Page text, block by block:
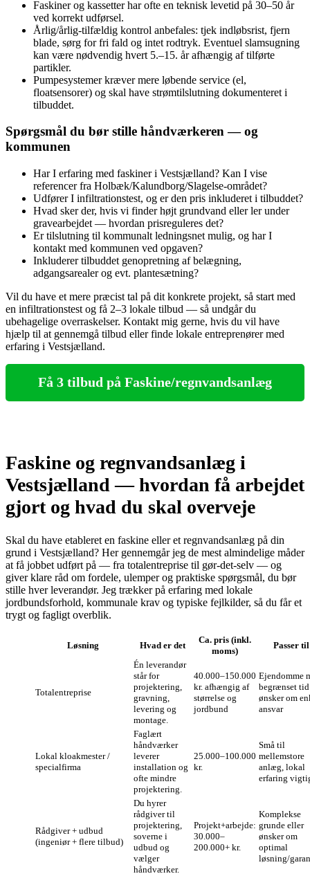
Faskiner og kassetter har ofte en teknisk levetid på 30–50 år
ved korrekt udførsel.
Årlig/årlig‑tilfældig kontrol anbefales: tjek indløbsrist, fjern
blade, sørg for fri fald og intet rodtryk. Eventuel slamsugning
kan være nødvendig hvert 5.–15. år afhængig af tilførte
partikler.
Pumpesystemer kræver mere løbende service (el,
floatsensorer) og skal have strømtilslutning dokumenteret i
tilbuddet.
Spørgsmål du bør stille håndværkeren — og
kommunen
Har I erfaring med faskiner i Vestsjælland? Kan I vise
referencer fra Holbæk/Kalundborg/Slagelse‑området?
Udfører I infiltrationstest, og er den pris inkluderet i tilbuddet?
Hvad sker der, hvis vi finder højt grundvand eller ler under
gravearbejdet — hvordan prisreguleres det?
Er tilslutning til kommunalt ledningsnet mulig, og har I
kontakt med kommunen ved opgaven?
Inkluderer tilbuddet genopretning af belægning,
adgangsarealer og evt. plantesætning?
Vil du have et mere præcist tal på dit konkrete projekt, så start med
en infiltrationstest og få 2–3 lokale tilbud — så undgår du
ubehagelige overraskelser. Kontakt mig gerne, hvis du vil have
hjælp til at gennemgå tilbud eller finde lokale entreprenører med
erfaring i Vestsjælland.
Få 3 tilbud på Faskine/regnvandsanlæg
Faskine og regnvandsanlæg i
Vestsjælland — hvordan få arbejdet
gjort og hvad du skal overveje
Skal du have etableret en faskine eller et regnvandsanlæg på din
grund i Vestsjælland? Her gennemgår jeg de mest almindelige måder
at få jobbet udført på — fra totalentreprise til gør‑det‑selv — og
giver klare råd om fordele, ulemper og praktiske spørgsmål, du bør
stille hver leverandør. Jeg trækker på erfaring med lokale
jordbundsforhold, kommunale krav og typiske fejlkilder, så du får et
trygt og fagligt overblik.
Løsning Hvad er det
Ca. pris (inkl.
moms)
Passer til
Totalentreprise
Én leverandør
står for
projektering,
gravning,
levering og
montage.
40.000–150.000
kr. afhængig af
størrelse og
jordbund
Ejendomme
begrænset
ønsker om
ansvar
Lokal kloakmester /
specialfirma
Faglært
håndværker
leverer
installation og
ofte mindre
projektering.
25.000–100.000
kr.
Små til
mellemstore
anlæg, lokal
erfaring
Rådgiver + udbud
(ingeniør + flere tilbud)
Du hyrer
rådgiver til
projektering,
soverne i
udbud og
vælger
håndværker.
Projekt+arbejde:
30.000–
200.000+ kr.
Komplekse
grunde eller
ønsker om
optimal
løsning/